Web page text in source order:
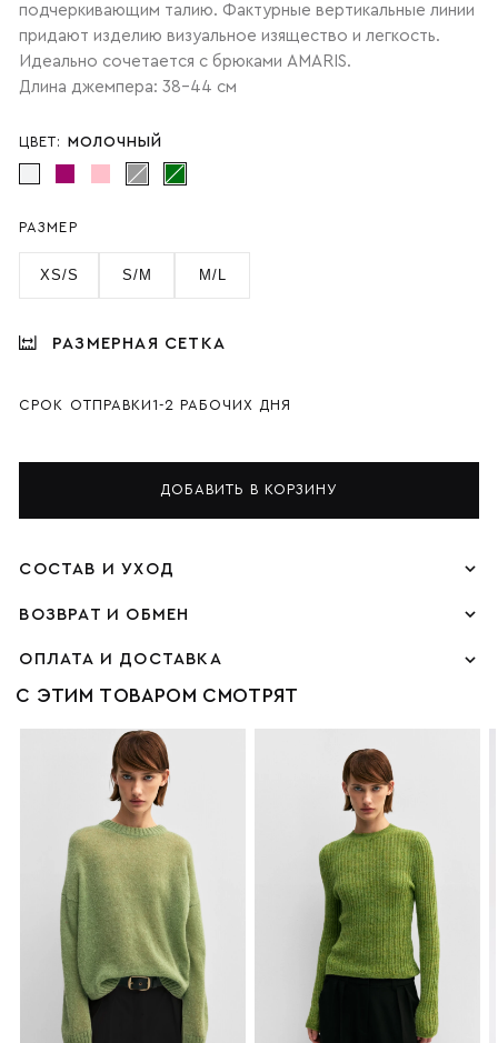
подчеркивающим талию. Фактурные вертикальные линии
придают изделию визуальное изящество и легкость.
Идеально сочетается с брюками AMARIS.
Длина джемпера: 38-44 см
ЦВЕТ: МОЛОЧНЫЙ
РАЗМЕР
XS/S S/M M/L
РАЗМЕРНАЯ СЕТКА
СРОК ОТПРАВКИ 1-2 РАБОЧИХ ДНЯ
ДОБАВИТЬ В КОРЗИНУ
СОСТАВ И УХОД
ВОЗВРАТ И ОБМЕН
ОПЛАТА И ДОСТАВКА
С ЭТИМ ТОВАРОМ СМОТРЯТ